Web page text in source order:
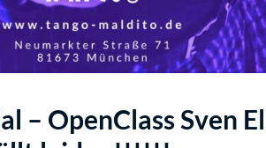
– OpenClass Sven